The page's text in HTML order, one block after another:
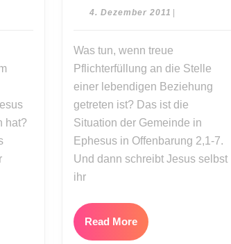
(Sendschreiben,
hat?
4. Dezember 2011 4.
Was tun, wenn treue
Pflichterfüllung an die Stelle
einer lebendigen Beziehung
getreten ist? Das ist die
Situation der Gemeinde in
Ephesus in Offenbarung 2,1-7.
Und dann schreibt Jesus selbst
ihr
Read MoreRead
More